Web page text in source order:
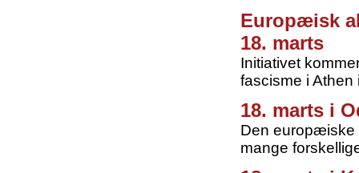
Europæisk
18. marts
Initiativet
fascisme i
18. marts i
Den europæiske
mange